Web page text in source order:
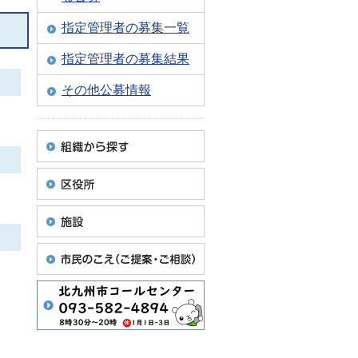
指定管理者の募集一覧
指定管理者の募集結果
その他公募情報